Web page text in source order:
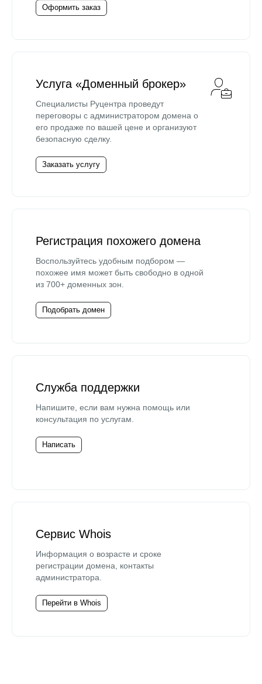
Оформить заказ
Услуга «Доменный брокер»
Специалисты Руцентра проведут
переговоры с администратором домена о
его продаже по вашей цене и организуют
безопасную сделку.
Заказать услугу
Регистрация похожего домена
Воспользуйтесь удобным подбором —
похожее имя может быть свободно в одной
из 700+ доменных зон.
Подобрать домен
Служба поддержки
Напишите, если вам нужна помощь или
консультация по услугам.
Написать
Сервис Whois
Информация о возрасте и сроке
регистрации домена, контакты
администратора.
Перейти в Whois